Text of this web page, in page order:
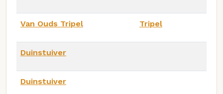
Van Ouds Tripel Tripel
Duinstuiver
Duinstuiver